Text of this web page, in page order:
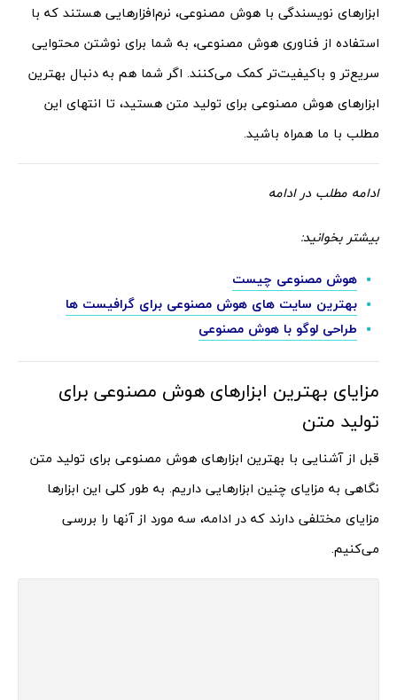
ابزارهای نویسندگی با هوش مصنوعی، نرم‌افزارهایی هستند که با
استفاده از فناوری هوش مصنوعی، به شما برای نوشتن محتوایی
سریع‌تر و باکیفیت‌تر کمک می‌کنند. اگر شما هم به دنبال بهترین
ابزارهای هوش مصنوعی برای تولید متن هستید، تا انتهای این
مطلب با ما همراه باشید.
ادامه مطلب در ادامه
بیشتر بخوانید:
هوش مصنوعی چیست
بهترین سایت های هوش مصنوعی برای گرافیست ها
طراحی لوگو با هوش مصنوعی
مزایای بهترین ابزارهای هوش مصنوعی برای
تولید متن
قبل از آشنایی با بهترین ابزارهای هوش مصنوعی برای تولید متن
نگاهی به مزایای چنین ابزارهایی داریم. به طور کلی این ابزارها
مزایای مختلفی دارند که در ادامه، سه مورد از آنها را بررسی
می‌کنیم.